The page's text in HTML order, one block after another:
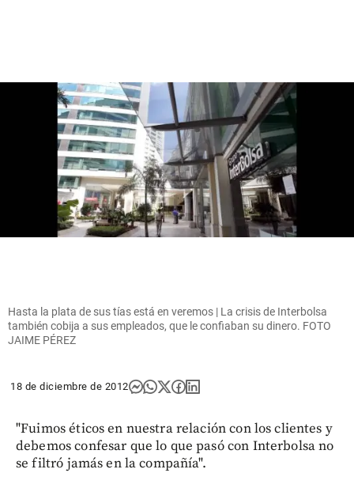
Hasta la plata de sus tías está en veremos | La crisis de Interbolsa
también cobija a sus empleados, que le confiaban su dinero. FOTO
JAIME PÉREZ
18 de diciembre de 2012
"Fuimos éticos en nuestra relación con los clientes y
debemos confesar que lo que pasó con Interbolsa no
se filtró jamás en la compañía".